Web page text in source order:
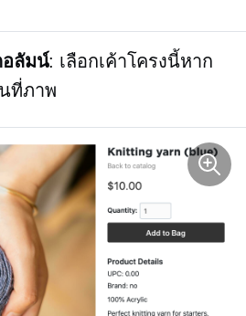
ลัมน์: เลือกเค้าโครงนี้หาก
ที่ภาพ